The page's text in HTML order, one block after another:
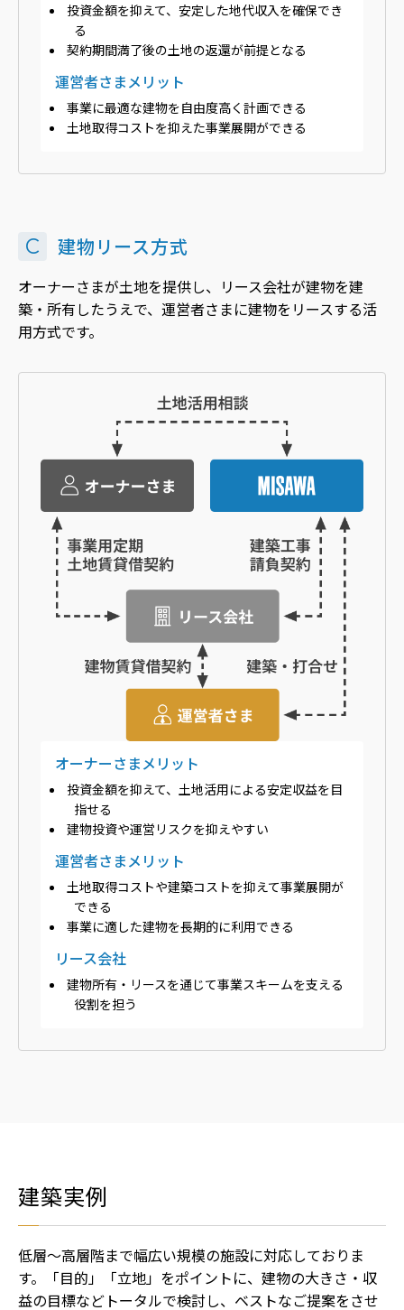
投資金額を抑えて、安定した地代収入を確保でき
る
契約期間満了後の土地の返還が前提となる
運営者さまメリット
事業に最適な建物を自由度高く計画できる
土地取得コストを抑えた事業展開ができる
C 建物リース方式
オーナーさまが土地を提供し、リース会社が建物を建
築・所有したうえで、運営者さまに建物をリースする活
用方式です。
オーナーさまメリット
投資金額を抑えて、土地活用による安定収益を目
指せる
建物投資や運営リスクを抑えやすい
運営者さまメリット
土地取得コストや建築コストを抑えて事業展開が
できる
事業に適した建物を長期的に利用できる
リース会社
建物所有・リースを通じて事業スキームを支える
役割を担う
建築実例
低層～高層階まで幅広い規模の施設に対応しておりま
す。
「目的」「立地」をポイントに、建物の大きさ・収
益の目標などトータルで検討し、ベストなご提案をさせ